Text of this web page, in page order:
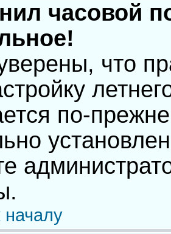
часовой
что
по-
началу